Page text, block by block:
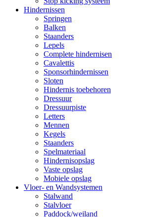
Hindernissen
Springen
Balken
Staanders
Lepels
Complete hindernisen
Cavalettis
Sponsorhindernissen
Sloten
Hindernis toebehoren
Dressuur
Dressuurpiste
Letters
Mennen
Kegels
Staanders
Spelmateriaal
Hindernisopslag
Vaste opslag
Mobiele opslag
Vloer- en Wandsystemen
Stalwand
Stalvloer
Paddock/weiland